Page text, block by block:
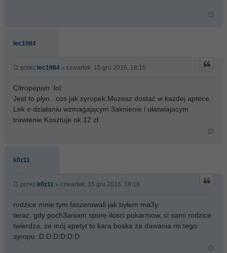
Iec1984
przez Iec1984 » czwartek, 15 gru 2016, 18:15
Citropepsin :lol:
Jest to plyn...cos jak syropek.Mozesz dostać w każdej aptece.
Lek o działaniu wzmagającym 3aknienie i ułatwiajacym
trawienie.Kosztuje ok 12 zł.
k0z11
przez k0z11 » czwartek, 15 gru 2016, 18:18
rodzice mnie tym faszerowali jak byłem ma3y
teraz, gdy poch3aniam spore ilosci pokarmow, ci sami rodzice
twierdza, że mój apetyt to kara boska za dawania mi tego
syropu :D:D:D:D:D:D